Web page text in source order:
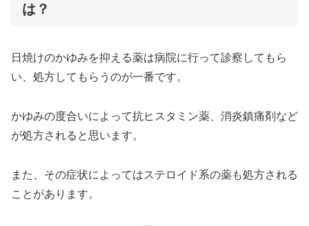
は？
日焼けのかゆみを抑える薬は病院に行って診察してもら
い、処方してもらうのが一番です。
かゆみの度合いによって抗ヒスタミン薬、消炎鎮痛剤など
が処方されると思います。
また、その症状によってはステロイド系の薬も処方される
ことがあります。